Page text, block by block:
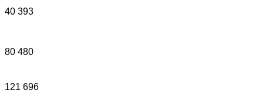
40 393
80 480
121 696